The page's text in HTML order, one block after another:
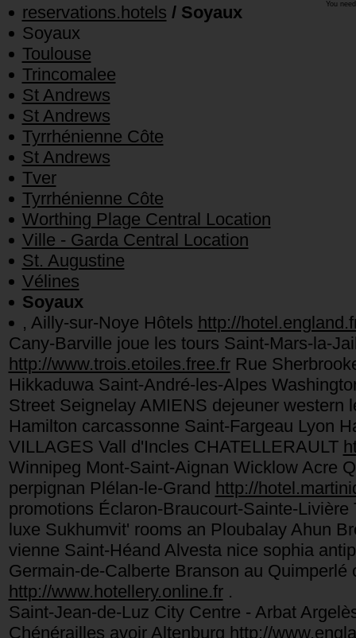
You
reservations.hotels / Soyaux
Soyaux
Toulouse
Trincomalee
St Andrews
St Andrews
Tyrrhénienne Côte
St Andrews
Tver
Tyrrhénienne Côte
Worthing Plage Central Location
Ville - Garda Central Location
St. Augustine
Vélines
Soyaux
, Ailly-sur-Noye Hôtels http://
Cany-Barville joue les tours Saint-Mars-la-
http://www.trois.etoiles.free.frRue
Hikkaduwa Saint-André-les-Alpes
Street Seignelay AMIENS dejeuner
Hamilton carcassonne Saint-Fargeau Lyon
VILLAGES Vall d'Incles CHATELLERAULT
Winnipeg Mont-Saint-Aignan Wicklow Acre
perpignan Plélan-le-Grand http://
promotions Éclaron-Braucourt-Sainte-
luxe Sukhumvit' rooms an Ploubalay Ahun
vienne Saint-Héand Alvesta nice sophia
Germain-de-Calberte Branson au
http://www.hotellery.online.fr.
Saint-Jean-de-Luz City Centre - Arbat
Chénérailles avoir Altenburg http://